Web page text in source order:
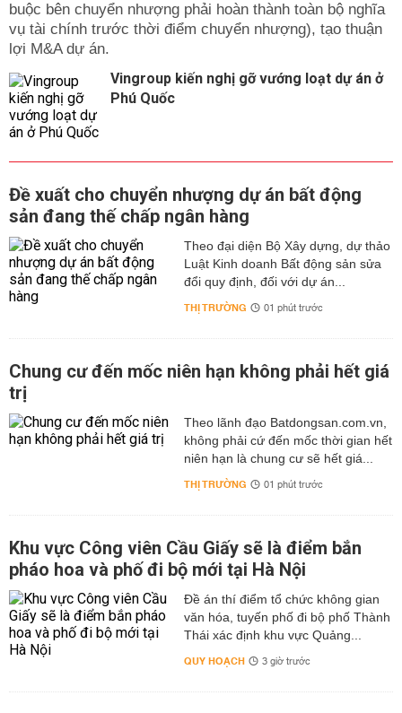
buộc bên chuyển nhượng phải hoàn thành toàn bộ nghĩa
vụ tài chính trước thời điểm chuyển nhượng), tạo thuận
lợi M&A dự án.
Vingroup kiến nghị gỡ vướng loạt dự án ở
Phú Quốc
Đề xuất cho chuyển nhượng dự án bất động
sản đang thế chấp ngân hàng
Theo đại diện Bộ Xây dựng, dự thảo
Luật Kinh doanh Bất động sản sửa
đổi quy định, đối với dự án...
THỊ TRƯỜNG 01 phút trước
Chung cư đến mốc niên hạn không phải hết giá
trị
Theo lãnh đạo Batdongsan.com.vn,
không phải cứ đến mốc thời gian hết
niên hạn là chung cư sẽ hết giá...
THỊ TRƯỜNG 01 phút trước
Khu vực Công viên Cầu Giấy sẽ là điểm bắn
pháo hoa và phố đi bộ mới tại Hà Nội
Đề án thí điểm tổ chức không gian
văn hóa, tuyến phố đi bộ phố Thành
Thái xác định khu vực Quảng...
QUY HOẠCH 3 giờ trước